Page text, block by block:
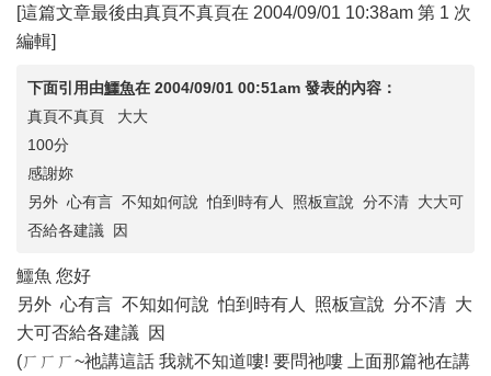
[這篇文章最後由真頁不真頁在 2004/09/01 10:38am 第 1 次
編輯]
下面引用由鱷魚在 2004/09/01 00:51am 發表的內容：
真頁不真頁 大大
100分
感謝妳
另外 心有言 不知如何說 怕到時有人 照板宣說 分不清 大大可
否給各建議 因
鱷魚 您好
另外 心有言 不知如何說 怕到時有人 照板宣說 分不清 大
大可否給各建議 因
(ㄏㄏㄏ~祂講這話 我就不知道嘍! 要問祂嘍 上面那篇祂在講